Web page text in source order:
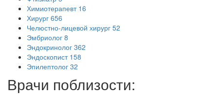
Химиотерапевт 16
Хирург 656
Челюстно-лицевой хирург 52
Эмбриолог 8
Эндокринолог 362
Эндоскопист 158
Эпилептолог 32
Врачи поблизости: